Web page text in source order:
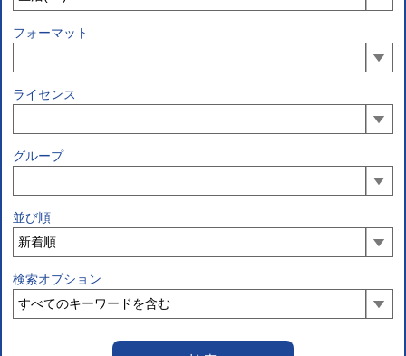
フォーマット
ライセンス
グループ
並び順
検索オプション